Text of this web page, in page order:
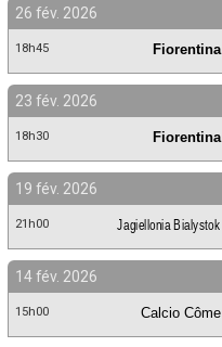
26 fév. 2026
18h45 Fiorentina
23 fév. 2026
18h30 Fiorentina
19 fév. 2026
21h00 Jagiellonia Bialystok
14 fév. 2026
15h00 Calcio Côme